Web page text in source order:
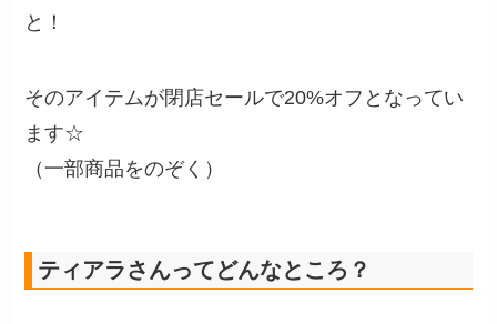
と！
そのアイテムが閉店セールで20%オフとなってい
ます☆
（一部商品をのぞく）
ティアラさんってどんなところ？